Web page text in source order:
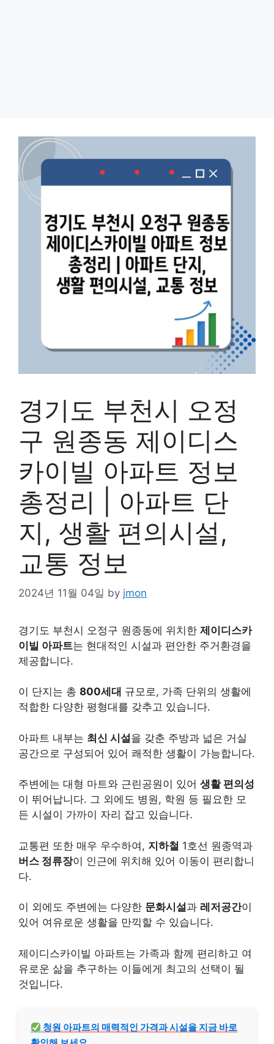
경기도 부천시 오정
구 원종동 제이디스
카이빌 아파트 정보
총정리 | 아파트 단
지, 생활 편의시설,
교통 정보
2024년 11월 04일 by jmon
경기도 부천시 오정구 원종동에 위치한 제이디스카
이빌 아파트는 현대적인 시설과 편안한 주거환경을
제공합니다.
이 단지는 총 800세대 규모로, 가족 단위의 생활에
적합한 다양한 평형대를 갖추고 있습니다.
아파트 내부는 최신 시설을 갖춘 주방과 넓은 거실
공간으로 구성되어 있어 쾌적한 생활이 가능합니다.
주변에는 대형 마트와 근린공원이 있어 생활 편의성
이 뛰어납니다. 그 외에도 병원, 학원 등 필요한 모
든 시설이 가까이 자리 잡고 있습니다.
교통편 또한 매우 우수하여, 지하철 1호선 원종역과
버스 정류장이 인근에 위치해 있어 이동이 편리합니
다.
이 외에도 주변에는 다양한 문화시설과 레저공간이
있어 여유로운 생활을 만끽할 수 있습니다.
제이디스카이빌 아파트는 가족과 함께 편리하고 여
유로운 삶을 추구하는 이들에게 최고의 선택이 될
것입니다.
청원 아파트의 매력적인 가격과 시설을 지금 바로